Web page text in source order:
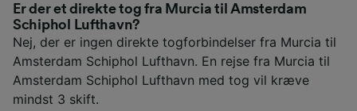
Er der et direkte tog fra Murcia til Amsterdam
Schiphol Lufthavn?
Nej, der er ingen direkte togforbindelser fra Murcia til
Amsterdam Schiphol Lufthavn. En rejse fra Murcia til
Amsterdam Schiphol Lufthavn med tog vil kræve
mindst 3 skift.